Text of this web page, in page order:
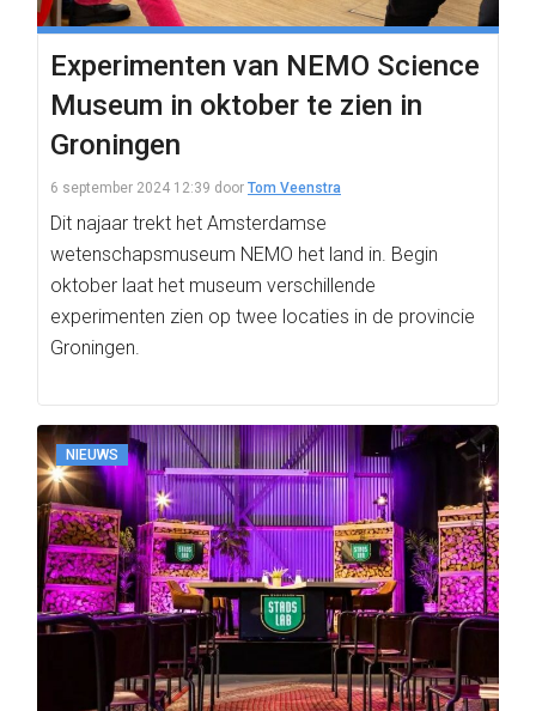
Experimenten van NEMO Science
Museum in oktober te zien in
Groningen
6 september 2024 12:39 door Tom Veenstra
Dit najaar trekt het Amsterdamse
wetenschapsmuseum NEMO het land in. Begin
oktober laat het museum verschillende
experimenten zien op twee locaties in de provincie
Groningen.
NIEUWS